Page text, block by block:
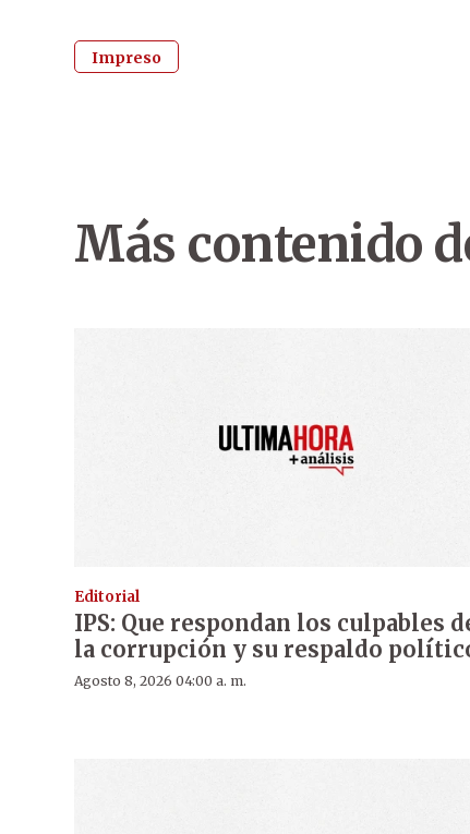
Impreso
Más contenido
Editorial
IPS: Que respondan los culpables
la corrupción y su respaldo
Agosto 8, 2026 04:00 a. m.